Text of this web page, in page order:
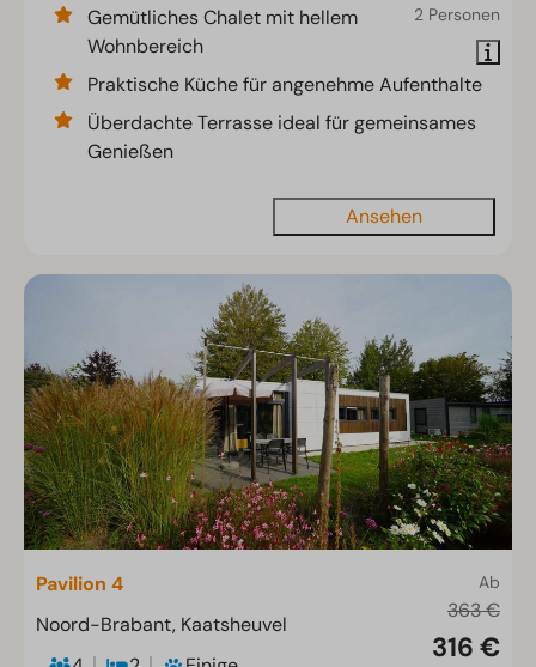
2 Personen
Gemütliches Chalet mit hellem
Wohnbereich
Praktische Küche für angenehme Aufenthalte
Überdachte Terrasse ideal für gemeinsames
Genießen
Ansehen
Ab
363 €
316 €
Pavilion 4
Noord-Brabant, Kaatsheuvel